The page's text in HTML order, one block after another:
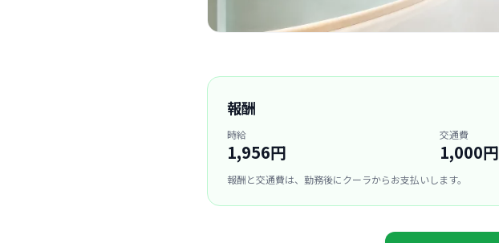
報酬
時給
1,956円
交通費
1,000円
報酬と交通費は、勤務後にクーラからお支払いします。